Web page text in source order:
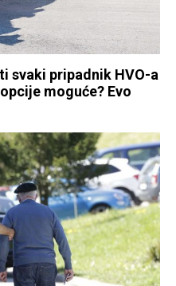
svaki pripadnik HVO-a
moguće? Evo